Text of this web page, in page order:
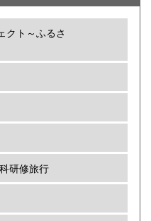
クト～ふるさ
研修旅行